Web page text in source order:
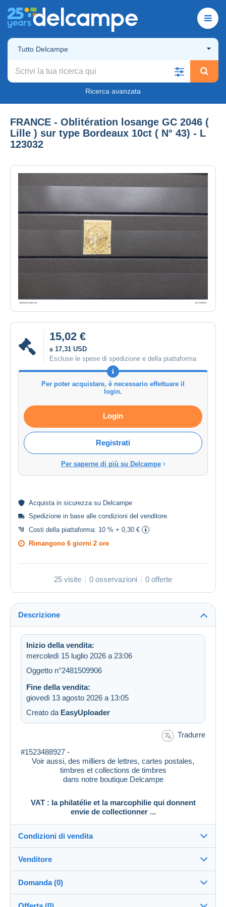
Tutto Delcampe
Ricerca avanzata
FRANCE - Oblitération losange GC 2046 (
Lille ) sur type Bordeaux 10ct ( N° 43) - L
123032
15,02 €
± 17,31 USD
Escluse le spese di spedizione e della piattaforma
Per poter acquistare, è necessario effettuare il
login.
Login
Registrati
Per saperne di più su Delcampe
Acquista in sicurezzasu Delcampe
Spedizione in base alle condizioni del venditore.
Costi della piattaforma: 10 % + 0,30 €
Rimangono 6 giorni 2 ore
25 visite 0 osservazioni 0 offerte
Descrizione
Inizio della vendita:
mercoledì 15 luglio 2026 a 23:06
Oggetto n°2481509906
Fine della vendita:
giovedì 13 agosto 2026 a 13:05
Creato da EasyUploader
Tradurre
#1523488927 -
Voir aussi, des milliers de lettres, cartes postales,
timbres et collections de timbres
dans notre boutique Delcampe
VAT : la philatélie et la marcophilie qui donnent
envie de collectionner ...
Condizioni di vendita
Destinazione:
Vedi l'elenco dei paesi
Direttamente al destinatario:
Venditore
vat_tradition100%(58919x)
Domanda (0)